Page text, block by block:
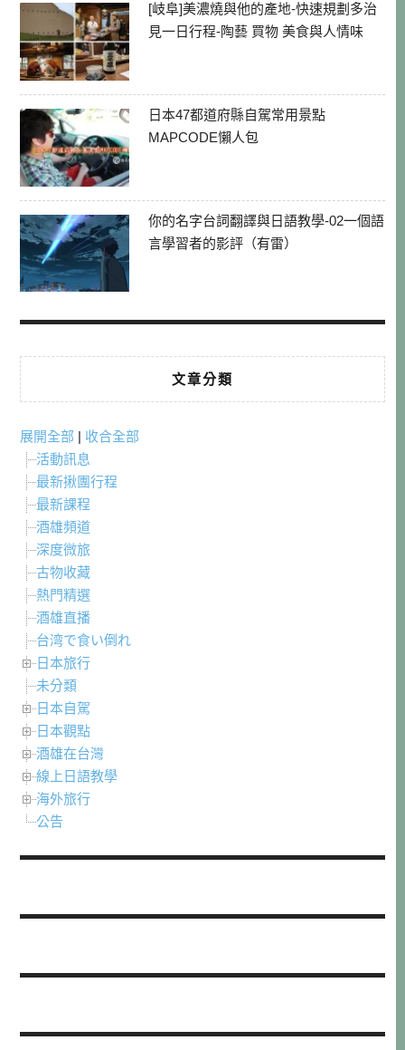
[岐阜]美濃燒與他的產地-快速規劃多治
見一日行程-陶藝 買物 美食與人情味
日本47都道府縣自駕常用景點
MAPCODE懶人包
你的名字台詞翻譯與日語教學-02一個語
言學習者的影評（有雷）
文章分類
展開全部 | 收合全部
活動訊息
最新揪團行程
最新課程
酒雄頻道
深度微旅
古物收藏
熱門精選
酒雄直播
台湾で食い倒れ
日本旅行
未分類
日本自駕
日本觀點
酒雄在台灣
線上日語教學
海外旅行
公告